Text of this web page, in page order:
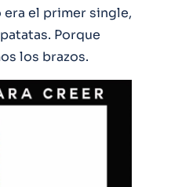
el primer single,
Porque
los brazos.